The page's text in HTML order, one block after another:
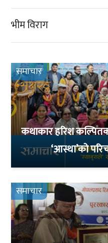
भीम विराग
समाचार
कथाकार हरिश
‘आस्था’को
समाचार